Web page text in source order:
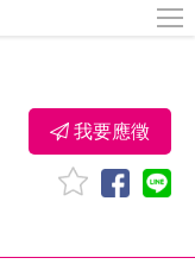
我要應徵